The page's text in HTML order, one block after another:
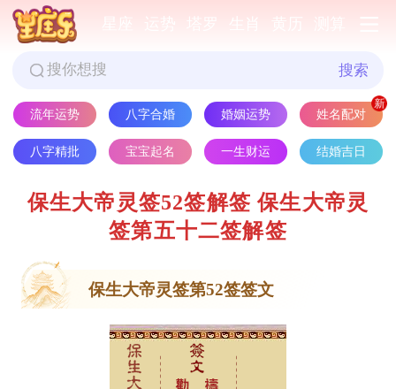
搜索
流年运势 八字合婚 婚姻运势 姓名配对
八字精批 宝宝起名 一生财运 结婚吉日
保生大帝灵签52签解签 保生大帝灵
签第五十二签解签
保生大帝灵签第52签签文